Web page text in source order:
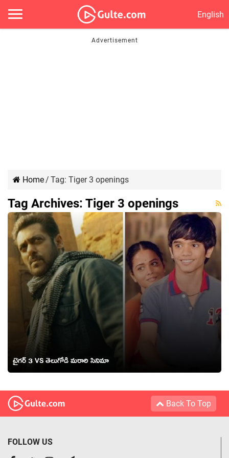
English
Home/ Tag: Tiger 3 openings
Tag Archives: Tiger 3 openings
టైగర్ 3 VS తెలుగోడి మరాఠి సినిమా
Back To Top
FOLLOW US